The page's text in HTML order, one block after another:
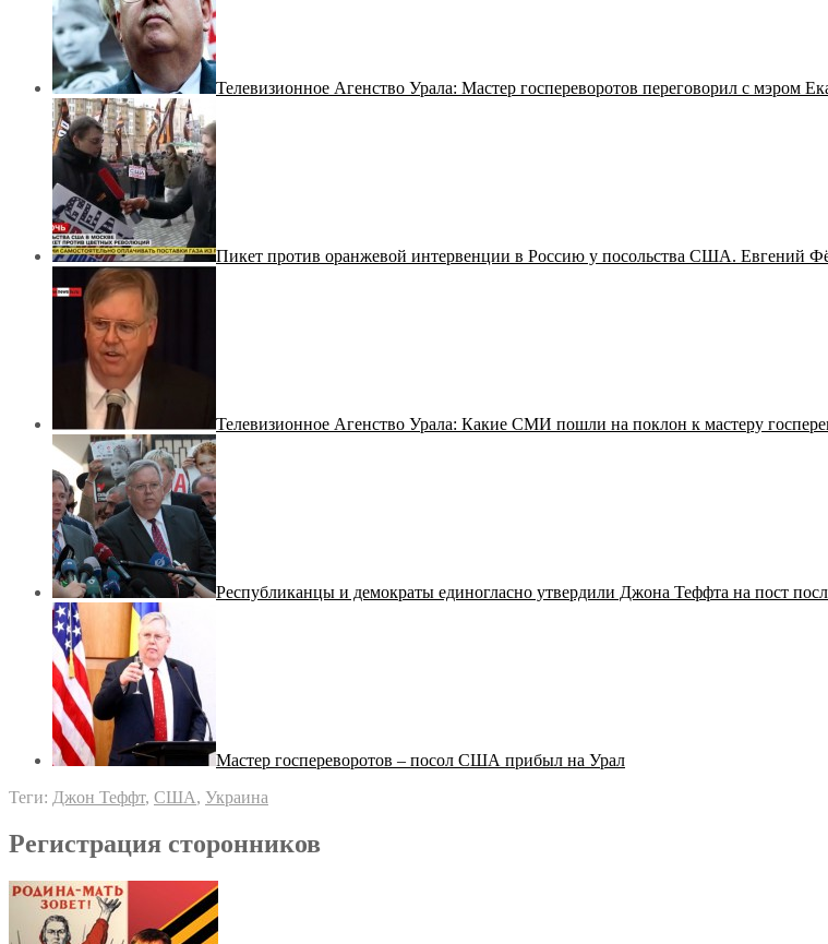
Телевизионное Агенство Урала: Мастер госпереворотов переговорил с мэром
Пикет против оранжевой интервенции в Россию у посольства США. Евгений
Телевизионное Агенство Урала: Какие СМИ пошли на поклон к мастеру
Республиканцы и демократы единогласно утвердили Джона Теффта на пост
Мастер госпереворотов – посол США прибыл на Урал
Теги: Джон Теффт, США, Украина
Регистрация сторонников